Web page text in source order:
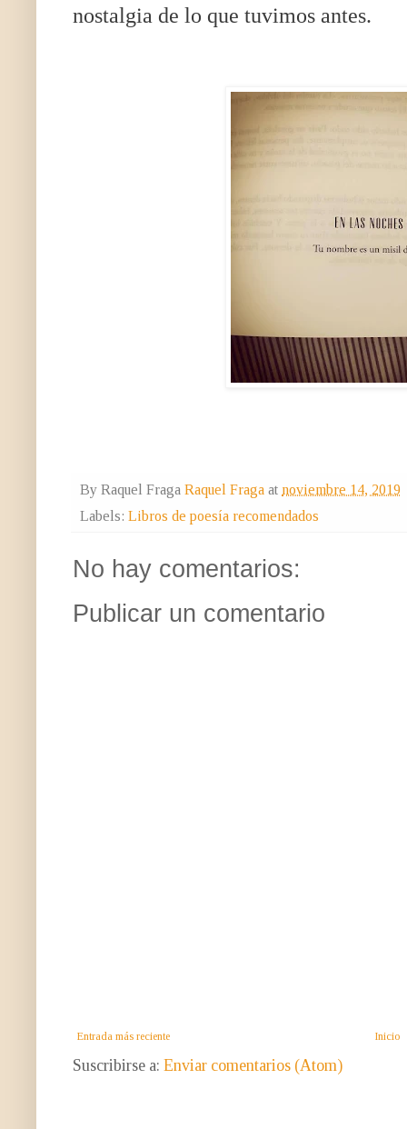
nostalgia de lo que tuvimos antes.
By Raquel Fraga Raquel Fraga at noviembre 14, 2019
Labels: Libros de poesía recomendados
No hay comentarios:
Publicar un comentario
Entrada más reciente Inicio
Suscribirse a: Enviar comentarios (Atom)